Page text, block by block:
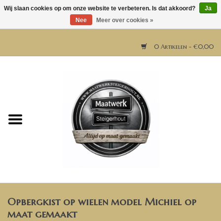
0 Artikelen - €0,00
Horeca meubels
Bartafels
Opbergkist op wielen model Michiel op
maat gemaakt
Wij slaan cookies op om onze website te verbeteren. Is dat akkoord?
Ja
Nee
Meer over cookies »